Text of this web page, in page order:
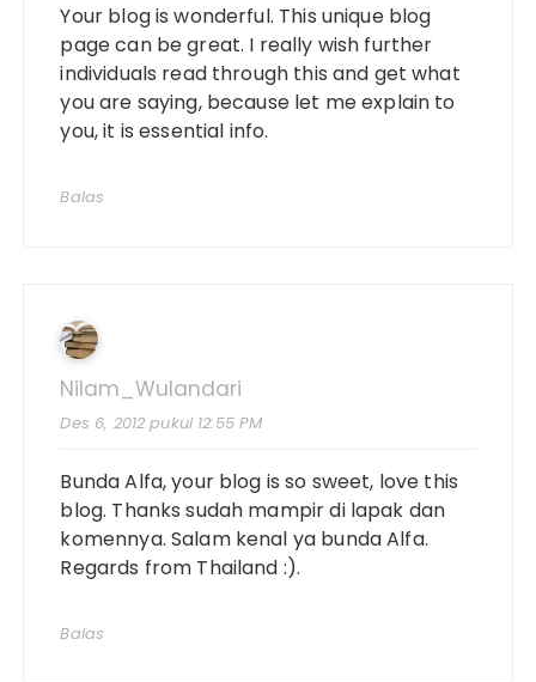
Your blog is wonderful. This unique blog
page can be great. I really wish further
individuals read through this and get what
you are saying, because let me explain to
you, it is essential info.
Balas
Nilam_Wulandari
Des 6, 2012 pukul 12:55 PM
Bunda Alfa, your blog is so sweet, love this
blog. Thanks sudah mampir di lapak dan
komennya. Salam kenal ya bunda Alfa.
Regards from Thailand :).
Balas